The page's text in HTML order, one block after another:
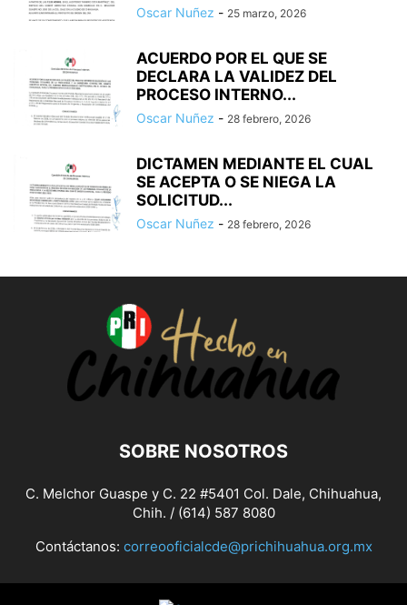
Oscar Nuñez - 25 marzo, 2026
ACUERDO POR EL QUE SE
DECLARA LA VALIDEZ DEL
PROCESO INTERNO...
Oscar Nuñez - 28 febrero, 2026
DICTAMEN MEDIANTE EL CUAL
SE ACEPTA O SE NIEGA LA
SOLICITUD...
Oscar Nuñez - 28 febrero, 2026
SOBRE NOSOTROS
C. Melchor Guaspe y C. 22 #5401 Col. Dale, Chihuahua,
Chih. / (614) 587 8080
Contáctanos: correooficialcde@prichihuahua.org.mx